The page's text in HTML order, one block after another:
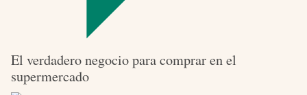
El verdadero negocio para comprar en el
supermercado